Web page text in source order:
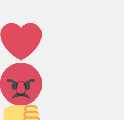
Лайк!
0
Агрессия!
Палец